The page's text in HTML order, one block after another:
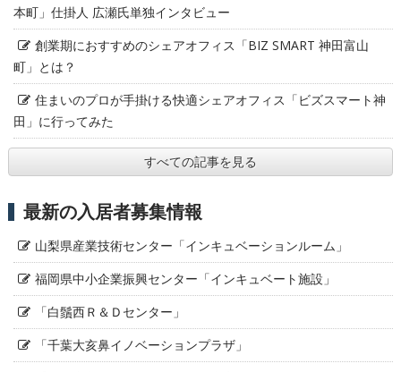
本町」仕掛人 広瀬氏単独インタビュー
創業期におすすめのシェアオフィス「BIZ SMART 神田富山
町」とは？
住まいのプロが手掛ける快適シェアオフィス「ビズスマート神
田」に行ってみた
すべての記事を見る
最新の入居者募集情報
山梨県産業技術センター「インキュベーションルーム」
福岡県中小企業振興センター「インキュベート施設」
「白鬚西Ｒ＆Ｄセンター」
「千葉大亥鼻イノベーションプラザ」